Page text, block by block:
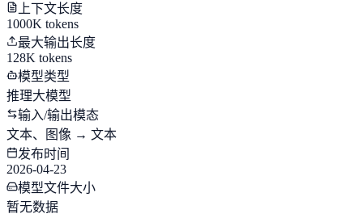
上下文长度
1000K tokens
最大输出长度
128K tokens
模型类型
推理大模型
输入/输出模态
文本、图像 → 文本
发布时间
2026-04-23
模型文件大小
暂无数据